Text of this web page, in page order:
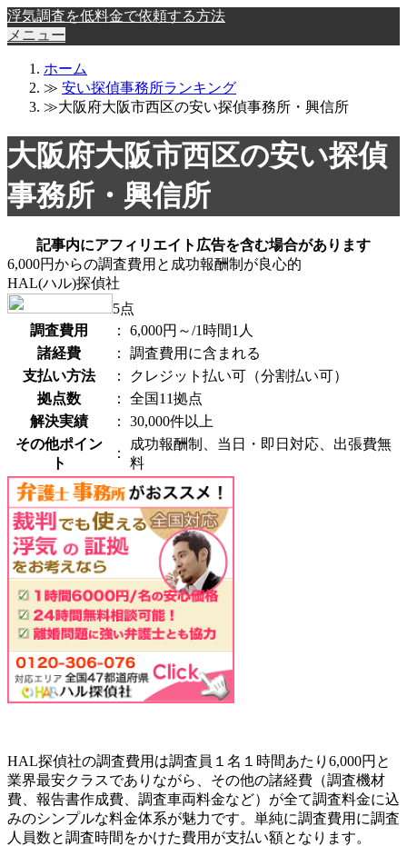
浮気調査を低料金で依頼する方法
メニュー
ホーム
≫ 安い探偵事務所ランキング
≫大阪府大阪市西区の安い探偵事務所・興信所
大阪府大阪市西区の安い探偵
事務所・興信所
記事内にアフィリエイト広告を含む場合があります
6,000円からの調査費用と成功報酬制が良心的
HAL(ハル)探偵社
5点
調査費用
：
6,000円～/1時間1人
諸経費
：
調査費用に含まれる
支払い方法
：
クレジット払い可（分割払い可）
拠点数
：
全国11拠点
解決実績
：
30,000件以上
その他ポイン
ト
：
成功報酬制、当日・即日対応、出張費無
料
HAL探偵社の調査費用は調査員１名１時間あたり6,000円と
業界最安クラスでありながら、その他の諸経費（調査機材
費、報告書作成費、調査車両料金など）が全て調査料金に込
みのシンプルな料金体系が魅力です。単純に調査費用に調査
人員数と調査時間をかけた費用が支払い額となります。